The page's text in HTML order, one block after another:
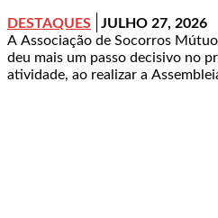
DESTAQUES
JULHO 27, 2026
A Associação de Socorros
deu mais um passo decisivo no
atividade, ao realizar a